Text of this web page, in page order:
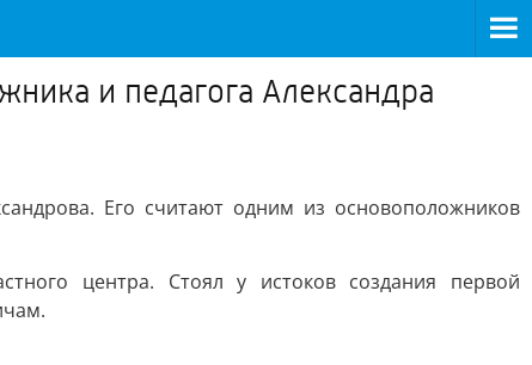
и педагога Александра
Его считают одним из основоположников
центра. Стоял у истоков создания первой